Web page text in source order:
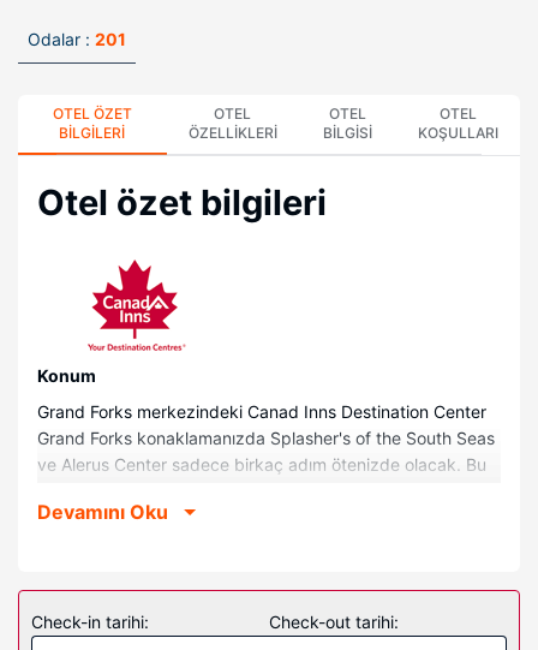
Odalar : 201
OTEL ÖZET
BILGILERI
OTEL
ÖZELLIKLERI
OTEL
BILGISI
OTEL
KOŞULLARI
Otel özet bilgileri
Konum
Grand Forks merkezindeki Canad Inns Destination Center
Grand Forks konaklamanızda Splasher's of the South Seas
ve Alerus Center sadece birkaç adım ötenizde olacak. Bu
Üniversitesi) ile 0,6 mi (1 km) ve Japanese Gardens ile 0,9
Misafirler için 201 klimalı odada buzdolabı ve mikrodalga
fırın mevcuttur. Misafirlerimize ücretsiz kablolu ve kablosuz
Devamını Oku
Check-in tarihi: Check-out tarihi: